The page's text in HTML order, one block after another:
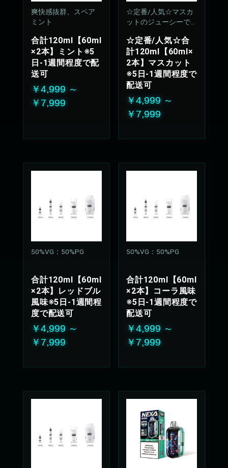
爽快感抜群、スペア
ミント
合計120ml【60ml
×2本】ミント※5
日-1週間程度で配
送可
￥4,999 ～
￥7,999
☆定番/人気☆マスカ
ットのジューシーで
広がります
50%VG：50%PG
☆定番/人気☆合
計120ml【60ml×
2本】マスカット
※5日-1週間程度で
配送可
￥4,999 ～
￥7,999
50%VG：50%PG
合計120ml【60ml
×2本】レッドブル
風味※5日-1週間程
度で配送可
￥4,999 ～
￥7,999
50%VG：50%PG
合計120ml【60ml
×2本】コーラ風味
※5日-1週間程度で
配送可
￥4,999 ～
￥7,999